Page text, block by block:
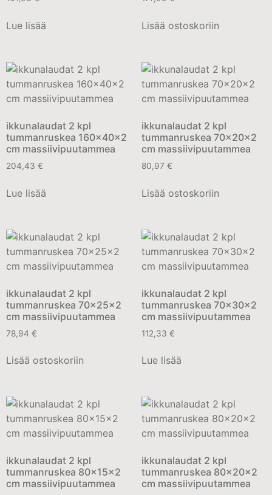
Lue lisää Lisää ostoskoriin
ikkunalaudat 2 kpl
tummanruskea 160x40x2
cm massiivipuutammea
204,43 €
Lue lisää
ikkunalaudat 2 kpl
tummanruskea 70x20x2
cm massiivipuutammea
80,97 €
Lisää ostoskoriin
ikkunalaudat 2 kpl
tummanruskea 70x25x2
cm massiivipuutammea
78,94 €
Lisää ostoskoriin
ikkunalaudat 2 kpl
tummanruskea 70x30x2
cm massiivipuutammea
112,33 €
Lue lisää
ikkunalaudat 2 kpl
tummanruskea 80x15x2
cm massiivipuutammea
ikkunalaudat 2 kpl
tummanruskea 80x20x2
cm massiivipuutammea